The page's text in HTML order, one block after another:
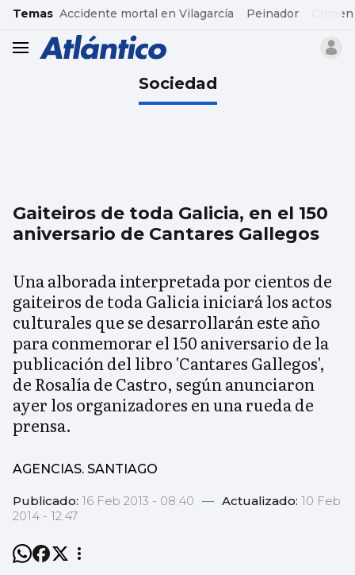
common.go-to-content
Temas Accidente mortal en Vilagarcía Peinador
header.menu.open
Sociedad
Gaiteiros de toda Galicia, en el 150
aniversario de Cantares Gallegos
Una alborada interpretada por cientos de
gaiteiros de toda Galicia iniciará los actos
culturales que se desarrollarán este año
para conmemorar el 150 aniversario de la
publicación del libro 'Cantares Gallegos',
de Rosalía de Castro, según anunciaron
ayer los organizadores en una rueda de
prensa.
AGENCIAS. SANTIAGO
Publicado: 16 Feb 2013 - 08:40 — Actualizado: 10 Feb
2014 - 12:47